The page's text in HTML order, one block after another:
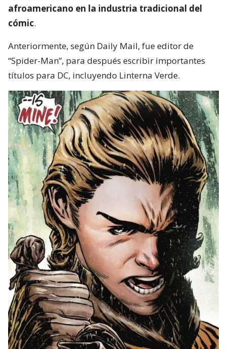
afroamericano en la industria tradicional del
cómic.
Anteriormente, según Daily Mail, fue editor de
“Spider-Man”, para después escribir importantes
títulos para DC, incluyendo Linterna Verde.